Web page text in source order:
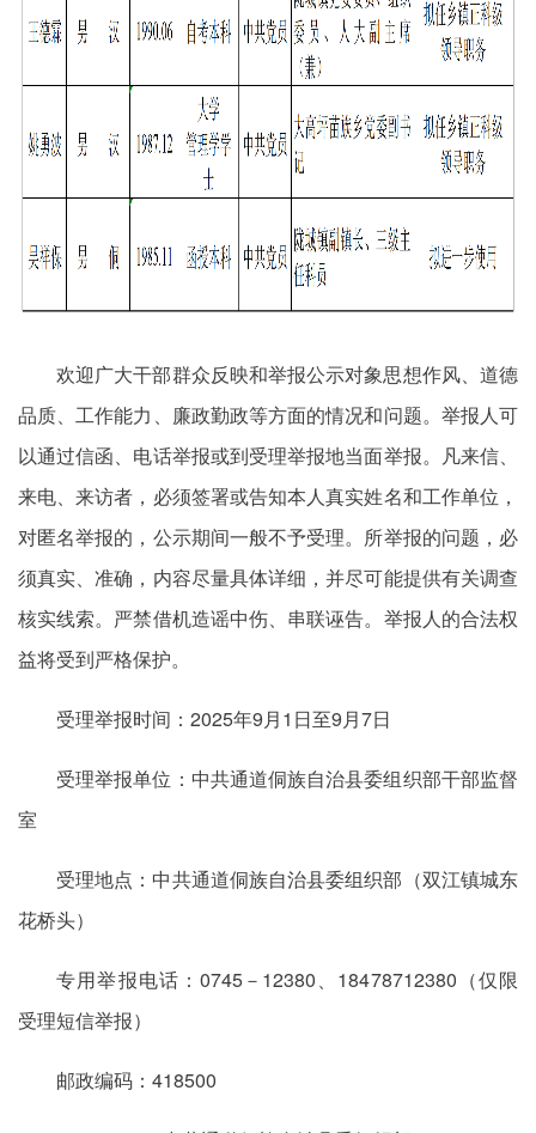
欢迎广大干部群众反映和举报公示对象思想作风、道德
品质、工作能力、廉政勤政等方面的情况和问题。举报人可
以通过信函、电话举报或到受理举报地当面举报。凡来信、
来电、来访者，必须签署或告知本人真实姓名和工作单位，
对匿名举报的，公示期间一般不予受理。所举报的问题，必
须真实、准确，内容尽量具体详细，并尽可能提供有关调查
核实线索。严禁借机造谣中伤、串联诬告。举报人的合法权
益将受到严格保护。
受理举报时间：2025年9月1日至9月7日
受理举报单位：中共通道侗族自治县委组织部干部监督
室
受理地点：中共通道侗族自治县委组织部（双江镇城东
花桥头）
专用举报电话：0745－12380、18478712380（仅限
受理短信举报）
邮政编码：418500